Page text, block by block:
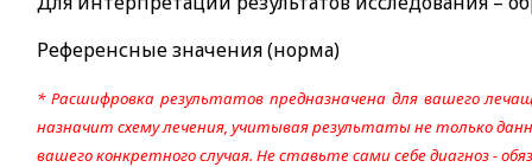
Референсные значения (норма)
* Расшифровка результатов предназначена для вашего
назначит схему лечения, учитывая результаты не только
вашего конкретного случая. Не ставьте сами себе диагноз -